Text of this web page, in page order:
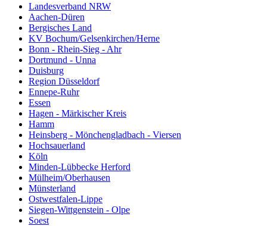
Landesverband NRW
Aachen-Düren
Bergisches Land
KV Bochum/Gelsenkirchen/Herne
Bonn - Rhein-Sieg - Ahr
Dortmund - Unna
Duisburg
Region Düsseldorf
Ennepe-Ruhr
Essen
Hagen - Märkischer Kreis
Hamm
Heinsberg - Mönchengladbach - Viersen
Hochsauerland
Köln
Minden-Lübbecke Herford
Mülheim/Oberhausen
Münsterland
Ostwestfalen-Lippe
Siegen-Wittgenstein - Olpe
Soest